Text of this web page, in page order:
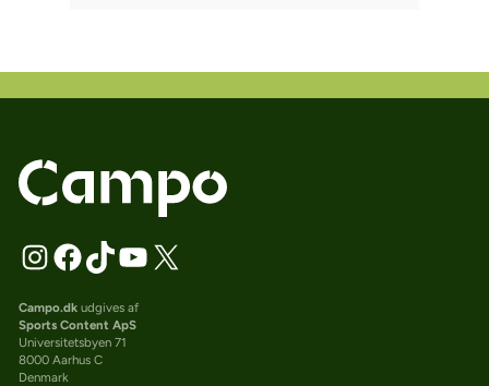
Campo.dkudgives af
Sports Content ApS
Universitetsbyen 71
8000 Aarhus C
Denmark